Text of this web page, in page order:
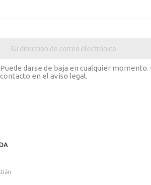
Puede darse de baja en cualquier
contacto en el aviso legal.